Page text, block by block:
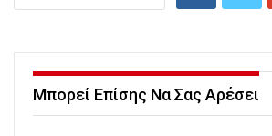
Μπορεί Επίσης Να Σας Αρέσει